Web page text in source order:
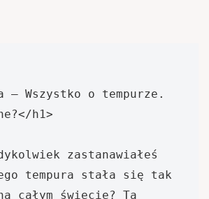
– Wszystko o tempurze.
h1>
zastanawiałeś
tempura stała się tak
całym świecie? Ta